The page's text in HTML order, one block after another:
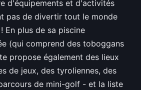
d'équipements et d'activités
pas de divertir tout le monde
En plus de sa piscine
(qui comprend des toboggans
propose également des lieux
de jeux, des tyroliennes, des
de mini-golf - et la liste